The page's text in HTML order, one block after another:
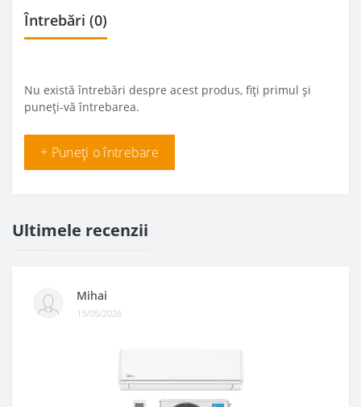
Întrebări (0)
Nu există întrebări despre acest produs, fiți primul și
puneți-vă întrebarea.
+ Puneți o întrebare
Ultimele recenzii
Mihai
15/05/2026